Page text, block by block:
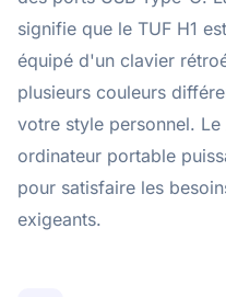
signifie que le TUF H1
équipé d'un clavier
plusieurs couleurs
votre style personnel. Le
ordinateur portable
pour satisfaire les
exigeants.